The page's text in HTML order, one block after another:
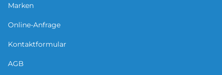
Marken
Online-Anfrage
Kontaktformular
AGB